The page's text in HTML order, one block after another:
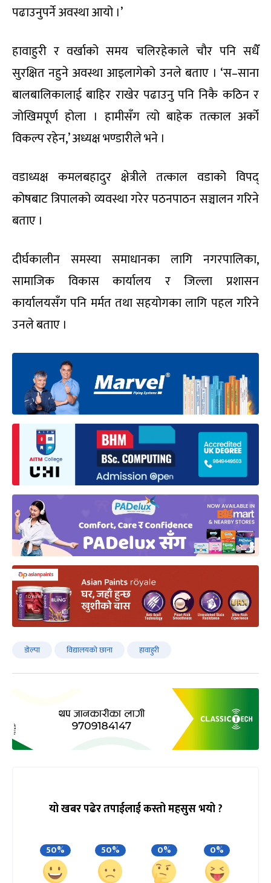
पढाउनुपर्ने अवस्था आयो ।’
हावाहुरी र वर्खाको समय चलिरहेकाले चौर पनि सधैँ
सुरक्षित नहुने अवस्था आइलागेको उनले बताए । ‘स–साना
बालबालिकालाई बाहिर राखेर पढाउनु पनि निकै कठिन र
जोखिमपूर्ण होला । हामीसँग त्यो बाहेक तत्काल अर्को
विकल्प रहेन,’ अध्यक्ष भण्डारीले भने ।
वडाध्यक्ष कमलबहादुर क्षेत्रीले तत्काल वडाको विपद्
कोषबाट त्रिपालको व्यवस्था गरेर पठनपाठन सञ्चालन गरिने
बताए ।
दीर्घकालीन समस्या समाधानका लागि नगरपालिका,
सामाजिक विकास कार्यालय र जिल्ला प्रशासन
कार्यालयसँग पनि मर्मत तथा सहयोगका लागि पहल गरिने
उनले बताए ।
डोल्पा विद्यालयको छाना हावाहुरी
यो खबर पढेर तपाईलाई कस्तो महसुस भयो ?
50% 50% 0% 0%